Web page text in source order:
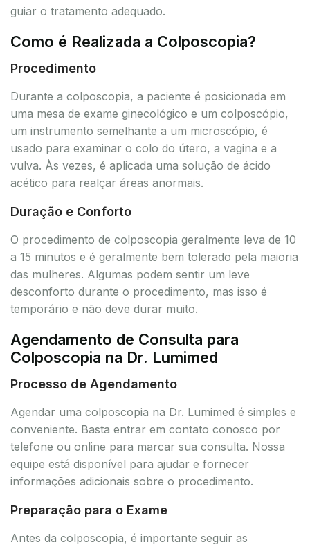
guiar o tratamento adequado.
Como é Realizada a Colposcopia?
Procedimento
Durante a colposcopia, a paciente é posicionada em
uma mesa de exame ginecológico e um colposcópio,
um instrumento semelhante a um microscópio, é
usado para examinar o colo do útero, a vagina e a
vulva. Às vezes, é aplicada uma solução de ácido
acético para realçar áreas anormais.
Duração e Conforto
O procedimento de colposcopia geralmente leva de 10
a 15 minutos e é geralmente bem tolerado pela maioria
das mulheres. Algumas podem sentir um leve
desconforto durante o procedimento, mas isso é
temporário e não deve durar muito.
Agendamento de Consulta para
Colposcopia na Dr. Lumimed
Processo de Agendamento
Agendar uma colposcopia na Dr. Lumimed é simples e
conveniente. Basta entrar em contato conosco por
telefone ou online para marcar sua consulta. Nossa
equipe está disponível para ajudar e fornecer
informações adicionais sobre o procedimento.
Preparação para o Exame
Antes da colposcopia, é importante seguir as